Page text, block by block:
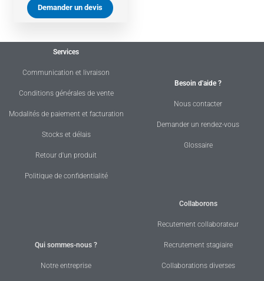
Demander un devis
Services
Communication et livraison
Conditions générales de vente
Modalités de paiement et facturation
Stocks et délais
Retour d'un produit
Politique de confidentialité
Besoin d'aide ?
Nous contacter
Demander un rendez-vous
Glossaire
Qui sommes-nous ?
Notre entreprise
Collaborons
Recutement collaborateur
Recrutement stagiaire
Collaborations diverses